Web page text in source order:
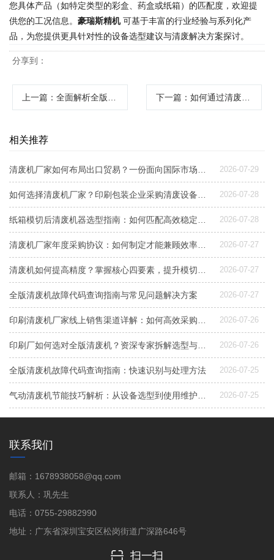
您具体产品（如特定类型的彩盒、药盒或纸箱）的匹配度，欢迎提
供您的工况信息。 豪瑞斯精机可基于丰富的行业经验与系列化产
品，为您提供更具针对性的设备选型建议与清废解决方案探讨。
分享到：
上一篇 ：全面解析全版清废机合作代理：如何选择源头厂家与共赢模式 下一篇 ：如何通过清废机实现省人工？印刷后道高效清废方案深度解析
相关推荐
2026-07-29
2026-07-28
2026-07-28
2026-07-27
2026-07-27
全版清废机故障代码查询指南与常见问题解决方案 2026-07-27
2026-07-26
2026-07-26
全版清废机故障代码查询指南：快速识别与处理方法 2026-07-25
2026-07-25
联系我们
邮箱：1678938058@qq.com
联系人：巩先生
电话：0755-29882990
地址：广东省深圳宝安区松岗街道广深路646号
扫一扫